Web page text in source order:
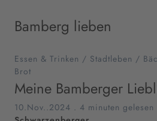
Bamberg lieben
Essen & Trinken / Stadtleben /
Brot
Meine Bamberger
10.Nov..2024 . 4 minuten gelesen